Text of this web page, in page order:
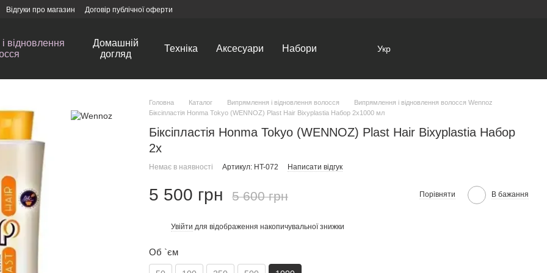
Відгуки про магазин Договір публічної оферти
відновлення
Домашній
догляд
Техніка Аксесуари Набори Укр
Головна Каталог Випрямлення і відновлення волосся
Випрямлення і відновлення волосся Wennoz
Біксіпластія Honma Tokyo (WENNOZ) Plast Hair Bixyplastia Набор 2x1000 мл
Біксіпластія Honma Tokyo (WENNOZ) Plast Hair Bixyplastia Набор
2x
Немає в наявності Артикул: HT-072 Написати відгук
5 500 грн 5 600 грн Порівняти В бажання
Увійти для відображення накопичувальної знижки
Об `єм